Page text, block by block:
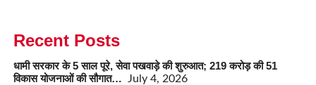
Recent Posts
धामी सरकार के 5 साल पूरे, सेवा पखवाड़े की शुरुआत; 219 करोड़ की 51
विकास योजनाओं की सौगात…
July 4, 2026